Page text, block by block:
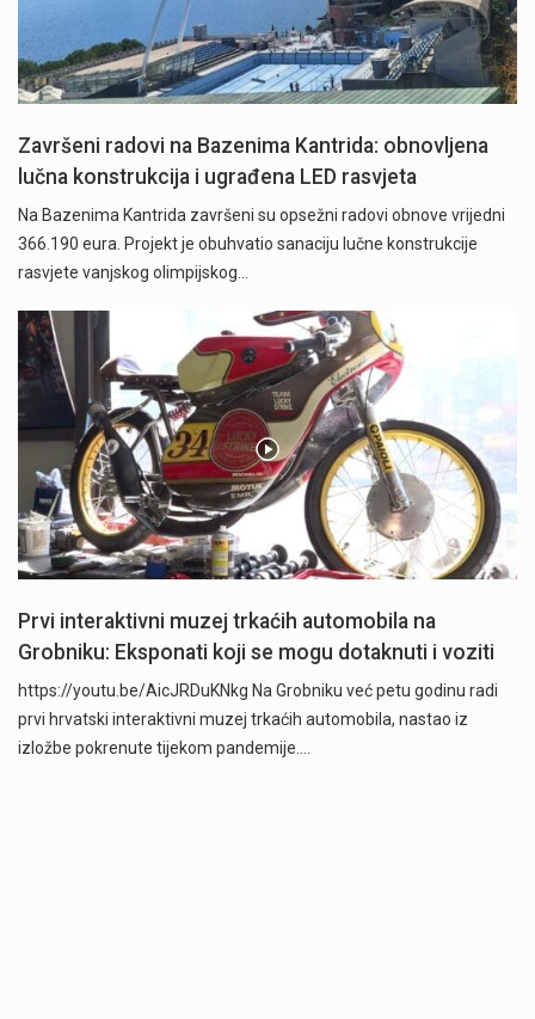
Završeni radovi na Bazenima Kantrida: obnovljena
lučna konstrukcija i ugrađena LED rasvjeta
Na Bazenima Kantrida završeni su opsežni radovi obnove vrijedni
366.190 eura. Projekt je obuhvatio sanaciju lučne konstrukcije
rasvjete vanjskog olimpijskog…
Prvi interaktivni muzej trkaćih automobila na
Grobniku: Eksponati koji se mogu dotaknuti i voziti
https://youtu.be/AicJRDuKNkg Na Grobniku već petu godinu radi
prvi hrvatski interaktivni muzej trkaćih automobila, nastao iz
izložbe pokrenute tijekom pandemije.…